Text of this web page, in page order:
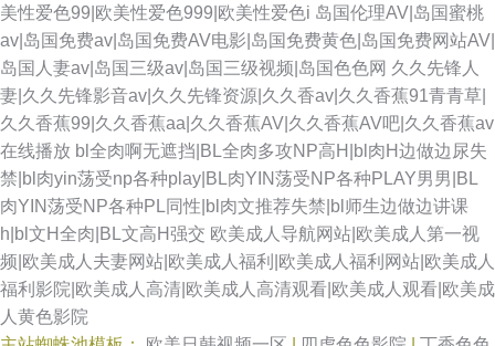
美性爱色99|欧美性爱色999|欧美性爱色i 岛国伦理AV|岛国蜜桃
av|岛国免费av|岛国免费AV电影|岛国免费黄色|岛国免费网站AV|
岛国人妻av|岛国三级av|岛国三级视频|岛国色色网 久久先锋人
妻|久久先锋影音av|久久先锋资源|久久香av|久久香蕉91青青草|
久久香蕉99|久久香蕉aa|久久香蕉AV|久久香蕉AV吧|久久香蕉av
在线播放 bl全肉啊无遮挡|BL全肉多攻NP高H|bl肉H边做边尿失
禁|bl肉yin荡受np各种play|BL肉YIN荡受NP各种PLAY男男|BL
肉YIN荡受NP各种PL同性|bl肉文推荐失禁|bl师生边做边讲课
h|bl文H全肉|BL文高H强交 欧美成人导航网站|欧美成人第一视
频|欧美成人夫妻网站|欧美成人福利|欧美成人福利网站|欧美成人
福利影院|欧美成人高清|欧美成人高清观看|欧美成人观看|欧美成
人黄色影院